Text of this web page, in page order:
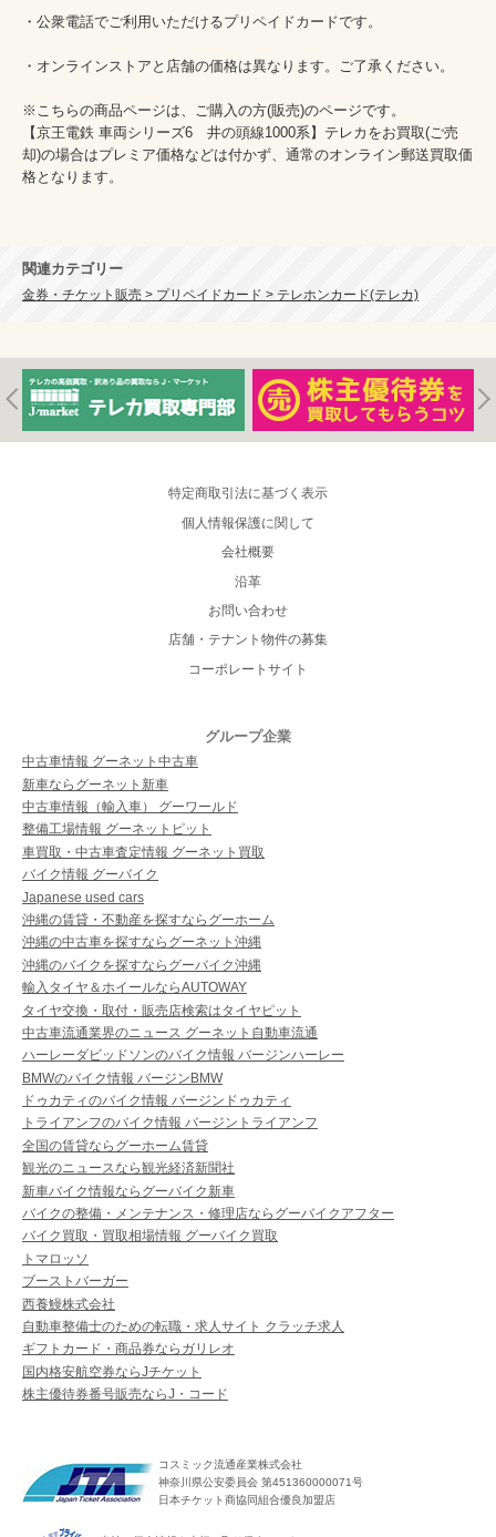
・公衆電話でご利用いただけるプリペイドカードです。
・オンラインストアと店舗の価格は異なります。ご了承ください。
※こちらの商品ページは、ご購入の方(販売)のページです。
【京王電鉄 車両シリーズ6　井の頭線1000系】テレカをお買取(ご売
却)の場合はプレミア価格などは付かず、通常のオンライン郵送買取価
格となります。
関連カテゴリー
金券・チケット販売 > プリペイドカード > テレホンカード(テレカ)
特定商取引法に基づく表示
個人情報保護に関して
会社概要
沿革
お問い合わせ
店舗・テナント物件の募集
コーポレートサイト
グループ企業
中古車情報 グーネット中古車
新車ならグーネット新車
中古車情報（輸入車） グーワールド
整備工場情報 グーネットピット
車買取・中古車査定情報 グーネット買取
バイク情報 グーバイク
Japanese used cars
沖縄の賃貸・不動産を探すならグーホーム
沖縄の中古車を探すならグーネット沖縄
沖縄のバイクを探すならグーバイク沖縄
輸入タイヤ＆ホイールならAUTOWAY
タイヤ交換・取付・販売店検索はタイヤピット
中古車流通業界のニュース グーネット自動車流通
ハーレーダビッドソンのバイク情報 バージンハーレー
BMWのバイク情報 バージンBMW
ドゥカティのバイク情報 バージンドゥカティ
トライアンフのバイク情報 バージントライアンフ
全国の賃貸ならグーホーム賃貸
観光のニュースなら観光経済新聞社
新車バイク情報ならグーバイク新車
バイクの整備・メンテナンス・修理店ならグーバイクアフター
バイク買取・買取相場情報 グーバイク買取
トマロッソ
ブーストバーガー
西養鰻株式会社
自動車整備士のための転職・求人サイト クラッチ求人
ギフトカード・商品券ならガリレオ
国内格安航空券ならJチケット
株主優待券番号販売ならJ・コード
コスミック流通産業株式会社
神奈川県公安委員会 第451360000071号
日本チケット商協同組合優良加盟店